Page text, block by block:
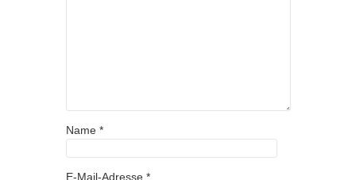
Name *
E-Mail-Adresse *